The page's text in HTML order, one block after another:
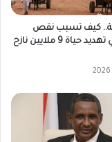
كيف تسبب نقص
التمويل في تهديد حياة 9 ملايين نازح